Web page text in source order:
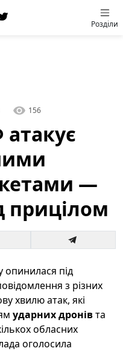
Розділи
156
—
прицілом
опинилася під
з різних
хвилю атак, які
ударних дронівта
обласних
оголосила